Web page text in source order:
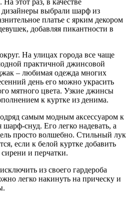
этот раз, в качестве
дизайнеры выбрали шарф из
платье с ярким декором
добавляя пикантности в
На улицах города все чаще
практичной джинсовой
– любимая одежда многих
день его можно украсить
мятного цвета. Узкие джинсы
к куртке из денима.
самым модным аксессуаром к
шарф-снуд. Его легко надевать, а
просто волшебно. Стильный лук
если к белой куртке добавить
и перчатки.
из своего гардероба
легко накинуть на прическу и